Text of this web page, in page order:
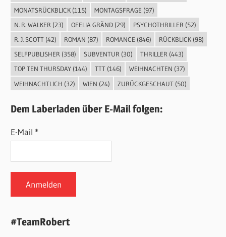
MONATSRÜCKBLICK(115) MONTAGSFRAGE (97)
N. R. WALKER (23) OFELIA GRÄND(29) PSYCHOTHRILLER (52)
R. J. SCOTT(42) ROMAN (87) ROMANCE (846) RÜCKBLICK(98)
SELFPUBLISHER(358) SUBVENTUR(30) THRILLER(443)
TOP TEN THURSDAY(144) TTT(146) WEIHNACHTEN (37)
WEIHNACHTLICH (32) WIEN (24) ZURÜCKGESCHAUT(50)
Dem Laberladen über E-Mail folgen:
E-Mail *
#TeamRobert